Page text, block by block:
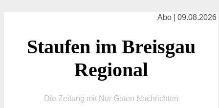
Abo | 09.08.2026
Staufen im Breisgau
Regional
Die Zeitung mit Nur Guten Nachrichten